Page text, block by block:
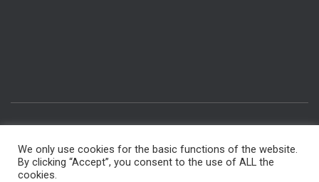
INTERNER BEREICH FÜR MITGLIEDER
We only use cookies for the basic functions of the website.
By clicking “Accept”, you consent to the use of ALL the
cookies.